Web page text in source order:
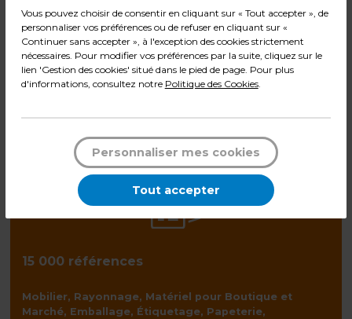
Hêtre
L 180 x P 80 x H 74 cm
Code : 32525
Hêtre
L 160/61 x P 80/105 x H 74 cm
15 000 références
Mobilier, Rayonnage, Matériel pour Boutique et
Marché, Emballage, Étiquetage, Papeterie,
Vous pouvez choisir de consentir en cliquant sur « Tout accepter », de
personnaliser vos préférences ou de refuser en cliquant sur «
Continuer sans accepter », à l'exception des cookies strictement
nécessaires. Pour modifier vos préférences par la suite, cliquez sur le
lien 'Gestion des cookies' situé dans le pied de page. Pour plus
d'informations, consultez notre Politique des Cookies.
Personnaliser mes cookies
Tout accepter